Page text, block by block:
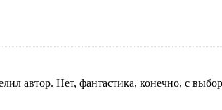
автор. Нет, фантастика, конечно, с